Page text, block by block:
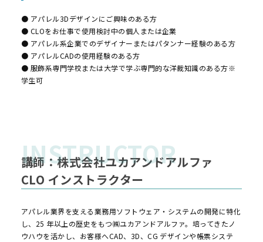
● アパレル3Dデザインにご興味のある方
● CLOをお仕事で使用検討中の個人または企業
● アパレル系企業でのデザイナーまたはパタンナー経験のある方
● アパレルCADの使用経験のある方
● 服飾系専門学校または大学で学ぶ専門的な洋裁知識のある方※
学生可
講師：株式会社ユカアンドアルファ
CLO インストラクター
アパレル業界を支える業務用ソフトウェア・システムの開発に特化
し、25 年以上の歴史をもつ㈱ユカアンドアルファ。培ってきたノ
ウハウを活かし、お客様へCAD、3D、CG デザインや帳票システ